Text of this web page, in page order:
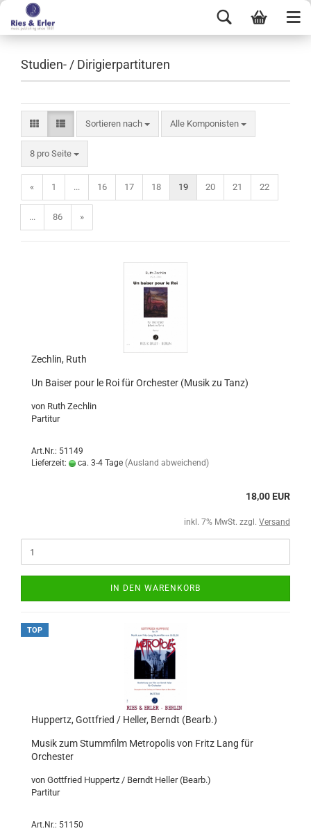
Studien- / Dirigierpartituren
Sortieren nach Alle Komponisten
8 pro Seite
« 1 ... 16 17 18 19 20 21 22
... 86 »
Zechlin, Ruth
Un Baiser pour le Roi für Orchester (Musik zu Tanz)
von Ruth Zechlin
Partitur
Art.Nr.: 51149
Lieferzeit:
ca. 3-4 Tage (Ausland abweichend)
18,00 EUR
inkl. 7% MwSt. zzgl. Versand
IN DEN WARENKORB
TOP
Huppertz, Gottfried / Heller, Berndt (Bearb.)
Musik zum Stummfilm Metropolis von Fritz Lang für
Orchester
von Gottfried Huppertz / Berndt Heller (Bearb.)
Partitur
Art.Nr.: 51150